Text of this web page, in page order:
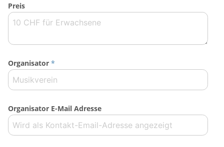
Preis
Organisator *
Organisator E-Mail Adresse